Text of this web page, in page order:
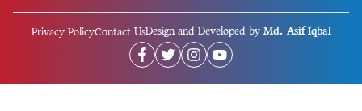
Privacy PolicyContact UsDesign and Developed by Md. Asif Iqbal